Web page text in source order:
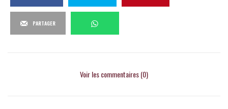
PARTAGER
Voir les commentaires (0)